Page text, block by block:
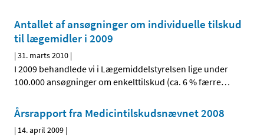
Antallet af ansøgninger om individuelle tilskud
til lægemidler i 2009
|31. marts 2010 |
I 2009 behandlede vi i Lægemiddelstyrelsen lige under
100.000 ansøgninger om enkelttilskud (ca. 6 % færre…
Årsrapport fra Medicintilskudsnævnet 2008
| 14. april 2009 |